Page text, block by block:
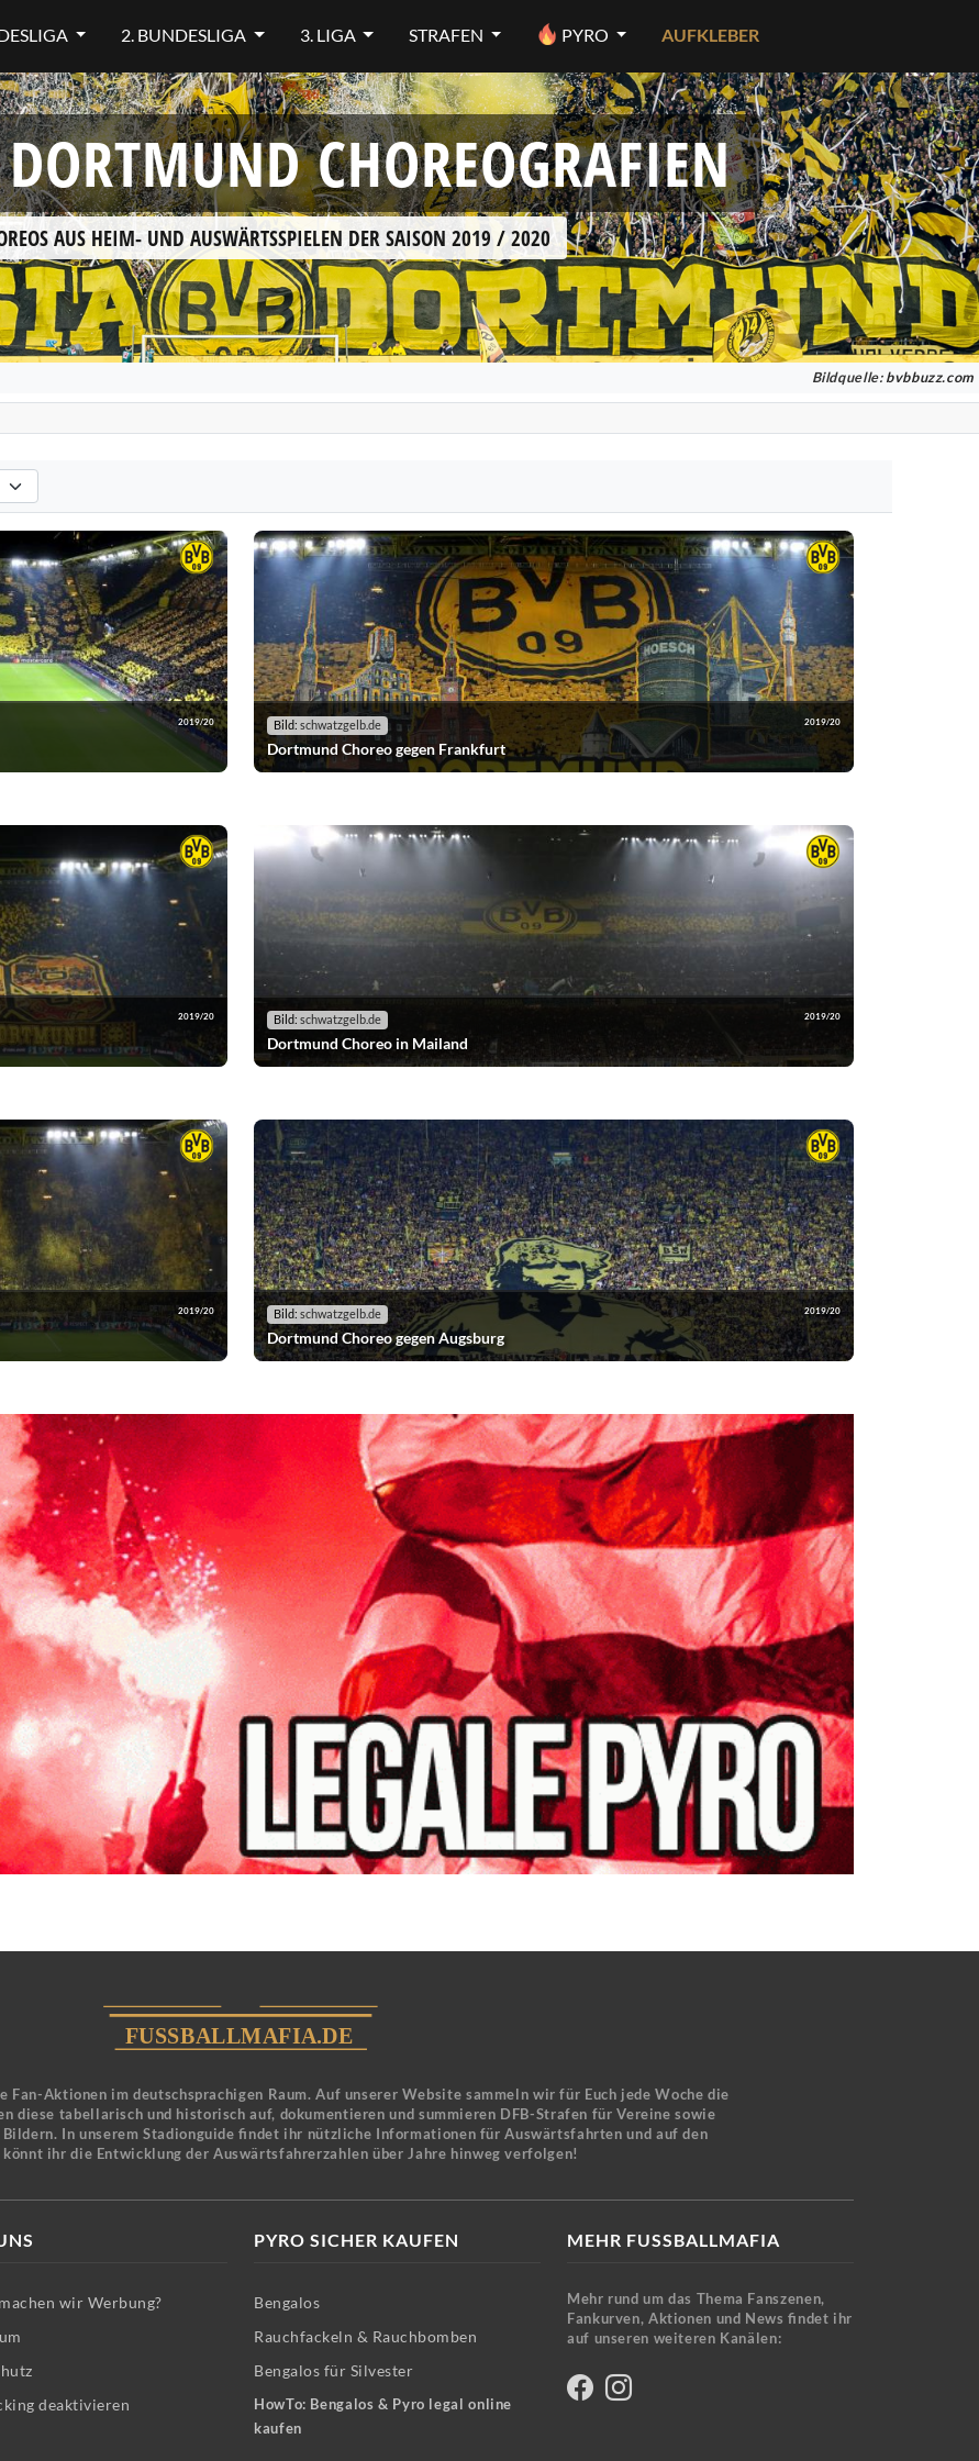
2. BUNDESLIGA 3. LIGA STRAFEN PYRO AUFKLEBER
CHOREOGRAFIEN
AUS HEIM- UND AUSWÄRTSSPIELEN DER SAISON 2019 / 2020
Bildquelle: bvbbuzz.com
Standard: alle Vereine anzeigen.
nach der ausgewählten Saison. Standard: alle Saisons anzeigen.
2019/20 Bild: schwatzgelb.de 2019/20
Dortmund Choreo gegen Frankfurt
2019/20 Bild: schwatzgelb.de 2019/20
Dortmund Choreo in Mailand
2019/20 Bild: schwatzgelb.de 2019/20
Dortmund Choreo gegen Augsburg
Fan-Aktionen im deutschsprachigen Raum. Auf unserer Website sammeln wir für Euch jede Woche die
diese tabellarisch und historisch auf, dokumentieren und summieren DFB-Strafen für Vereine sowie
Bildern. In unserem Stadionguide findet ihr nützliche Informationen für Auswärtsfahrten und auf den
ihr die Entwicklung der Auswärtsfahrerzahlen über Jahre hinweg verfolgen!
wir Werbung?
deaktivieren
PYRO SICHER KAUFEN
Bengalos
Rauchfackeln & Rauchbomben
Bengalos für Silvester
HowTo: Bengalos & Pyro legal online
kaufen
MEHR FUSSBALLMAFIA
Mehr rund um das Thema Fanszenen,
Fankurven, Aktionen und News findet ihr
auf unseren weiteren Kanälen: